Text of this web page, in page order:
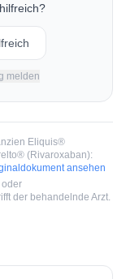
melden
Eliquis®
(Rivaroxaban):
ansehen
oder
der behandelnde Arzt.